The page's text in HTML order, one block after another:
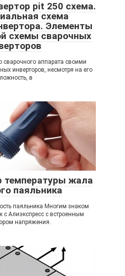
pit 250 схема.
схема
Элементы
схемы сварочных
сварочного аппарата своими
инверторов, несмотря на его
в
температуры жала
паяльника
паяльника Многим знаком
с Алиэкспресс с встроенным
напряжения.